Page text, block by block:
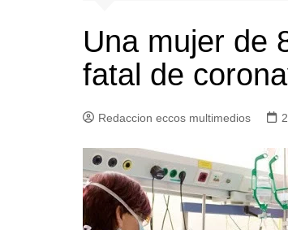
Una mujer de
fatal de
Redaccion eccos multimedios